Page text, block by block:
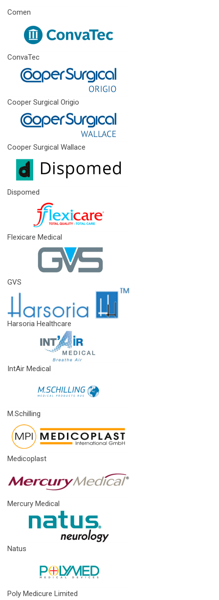
Comen
ConvaTec
Cooper Surgical Origio
Cooper Surgical Wallace
Dispomed
Flexicare Medical
GVS
Harsoria Healthcare
IntAir Medical
M.Schilling
Medicoplast
Mercury Medical
Natus
Poly Medicure Limited